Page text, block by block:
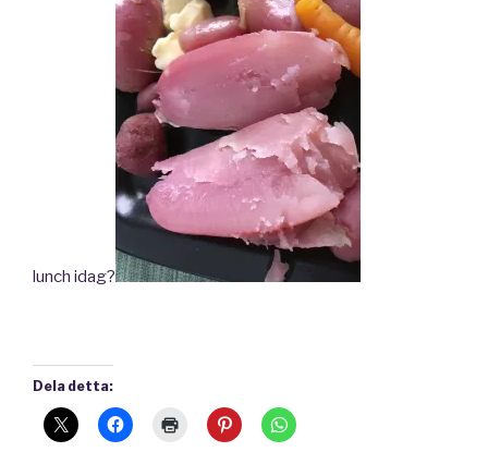
lunch idag?
Dela detta: